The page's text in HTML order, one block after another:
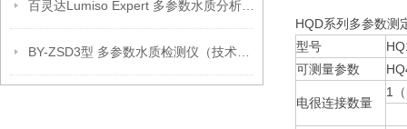
HQD系列多参数测
型号
可测量参数
电很连接数量
1